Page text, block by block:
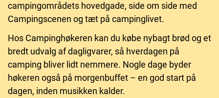
campingområdets hovedgade, side om side med
Campingscenen og tæt på campinglivet.
Hos Campinghøkeren kan du købe nybagt brød og et
bredt udvalg af dagligvarer, så hverdagen på
camping bliver lidt nemmere. Nogle dage byder
høkeren også på morgenbuffet – en god start på
dagen, inden musikken kalder.